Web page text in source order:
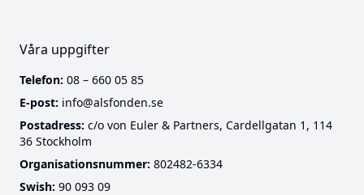
Våra uppgifter
Telefon: 08 – 660 05 85
E-post: info@alsfonden.se
Postadress: c/o von Euler & Partners, Cardellgatan 1, 114
36 Stockholm
Organisationsnummer: 802482-6334
Swish: 90 093 09
Cookies